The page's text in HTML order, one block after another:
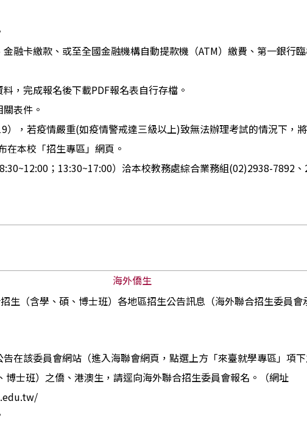
金融卡繳款、或至全國金融機構自動提款機（ATM）繳費、第一銀行
，完成報名後下載PDF報名表自行存檔。
表件。
），若疫情嚴重(如疫情警戒達三級以上)致無法辦理考試的情況下，
在本校「招生專區」網頁。
；13:30~17:00）洽本校教務處綜合業務組(02)2938-7892、
海外僑生
生（含學、碩、博士班）各地區招生公告訊息（海外聯合招生委員會
在該委員會網站（進入海聯會網頁，點選上方「來臺就學專區」項
博士班）之僑、港澳生，請逕向海外聯合招生委員會報名。（網址